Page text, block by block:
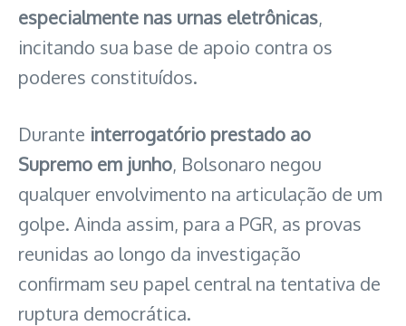
especialmente nas urnas eletrônicas,
incitando sua base de apoio contra os
poderes constituídos.
Durante interrogatório prestado ao
Supremo em junho, Bolsonaro negou
qualquer envolvimento na articulação de um
golpe. Ainda assim, para a PGR, as provas
reunidas ao longo da investigação
confirmam seu papel central na tentativa de
ruptura democrática.